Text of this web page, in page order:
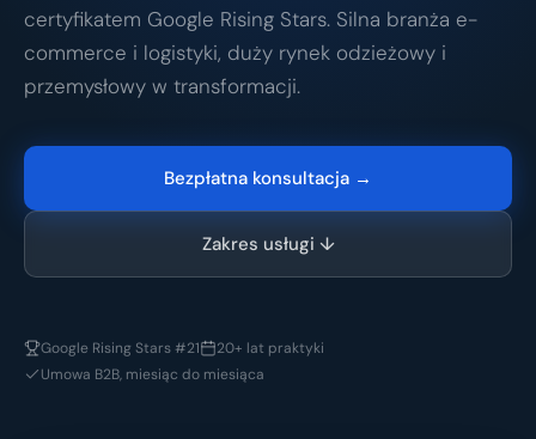
certyfikatem Google Rising Stars. Silna branża e-
commerce i logistyki, duży rynek odzieżowy i
przemysłowy w transformacji.
Bezpłatna konsultacja →
Zakres usługi ↓
Google Rising Stars #21
20+ lat praktyki
Umowa B2B, miesiąc do miesiąca